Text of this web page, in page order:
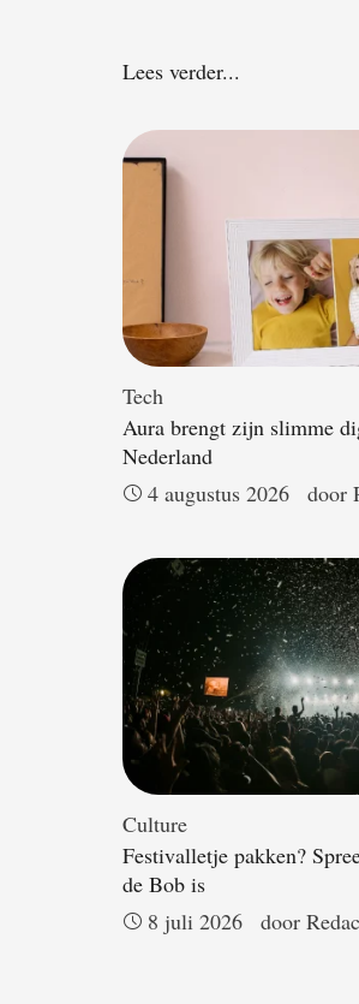
Lees verder...
Tech
Aura brengt zijn slimme
Nederland
4 augustus 2026
door
Culture
Festivalletje pakken?
de Bob is
8 juli 2026
door